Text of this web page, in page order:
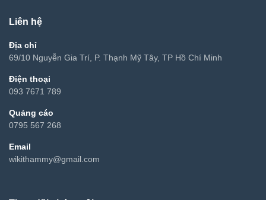
Liên hệ
Địa chỉ
69/10 Nguyễn Gia Trí, P. Thạnh Mỹ Tây, TP Hồ Chí Minh
Điện thoại
093 7671 789
Quảng cáo
0795 567 268
Email
wikithammy@gmail.com